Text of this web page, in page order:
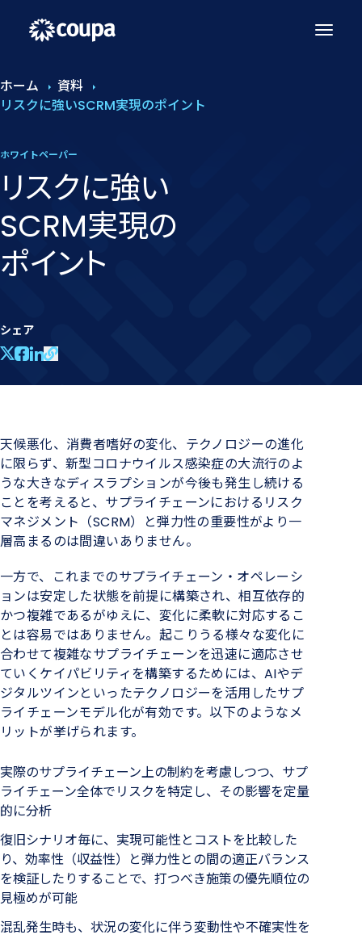
ホーム
資料
リスクに強いSCRM実現のポイント
ホワイトペーパー
リスクに​強い​
SCRM実現の​
ポイント
シェア
天候悪化、消費者嗜好の変化、テクノロジーの進化
に限らず、新型コロナウイルス感染症の大流行のよ
うな大きなディスラプションが今後も発生し続ける
ことを考えると、サプライチェーンにおけるリスク
マネジメント（SCRM）と弾力性の重要性がより一
層高まるのは間違いありません。
一方で、これまでのサプライチェーン・オペレーシ
ョンは安定した状態を前提に構築され、相互依存的
かつ複雑であるがゆえに、変化に柔軟に対応するこ
とは容易ではありません。起こりうる様々な変化に
合わせて複雑なサプライチェーンを迅速に適応させ
ていくケイパビリティを構築するためには、AIやデ
ジタルツインといったテクノロジーを活用したサプ
ライチェーンモデル化が有効です。以下のようなメ
リットが挙げられます。
実際のサプライチェーン上の制約を考慮しつつ、サプ
ライチェーン全体でリスクを特定し、その影響を定量
的に分析
復旧シナリオ毎に、実現可能性とコストを比較した
り、効率性（収益性）と弾力性との間の適正バランス
を検証したりすることで、打つべき施策の優先順位の
見極めが可能
混乱発生時も、状況の変化に伴う変動性や不確実性を